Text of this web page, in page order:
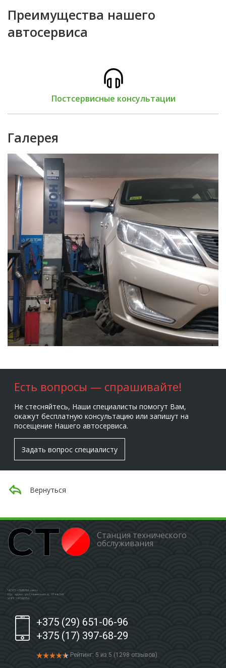
Преимущества нашего
автосервиса
Постсервисные консультации
Галерея
Есть вопросы — спрашивайте!
Не стесняйтесь, Наши специалисты помогут Вам,
окажут бесплатную консультацию или запишут на
посещение Нашего автосервиса.
Задать вопрос специалисту
Вернуться
Станция технического
обслуживания
ЧСУП «ЗШБРМ-авто»
Юр. адрес: ул.Славинского д. 37 кв.346
УНП: 191592754
+375 (29) 651-06-96
+375 (17) 397-68-29
Рейтинг: 5 из 5 (1298 отзывов)